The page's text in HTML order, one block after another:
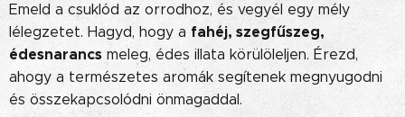
Emeld a csuklód az orrodhoz, és vegyél egy mély
lélegzetet. Hagyd, hogy a fahéj, szegfűszeg,
édesnarancsmeleg, édes illata körülöleljen. Érezd,
ahogy a természetes aromák segítenek megnyugodni
és összekapcsolódni önmagaddal.